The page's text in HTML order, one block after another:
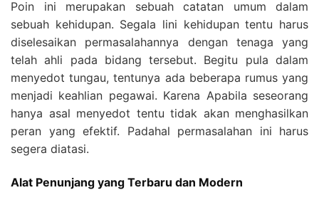
Poin ini merupakan sebuah catatan umum dalam
sebuah kehidupan. Segala lini kehidupan tentu harus
diselesaikan permasalahannya dengan tenaga yang
telah ahli pada bidang tersebut. Begitu pula dalam
menyedot tungau, tentunya ada beberapa rumus yang
menjadi keahlian pegawai. Karena Apabila seseorang
hanya asal menyedot tentu tidak akan menghasilkan
peran yang efektif. Padahal permasalahan ini harus
segera diatasi.
Alat Penunjang yang Terbaru dan Modern